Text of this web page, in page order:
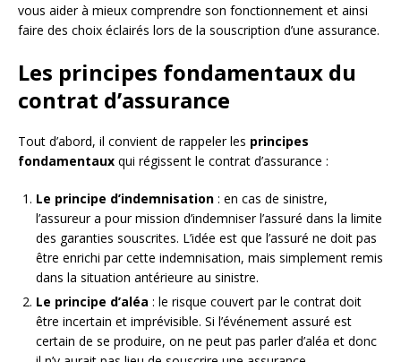
vous aider à mieux comprendre son fonctionnement et ainsi
faire des choix éclairés lors de la souscription d’une assurance.
Les principes fondamentaux du
contrat d’assurance
Tout d’abord, il convient de rappeler les principes
fondamentaux qui régissent le contrat d’assurance :
Le principe d’indemnisation : en cas de sinistre,
l’assureur a pour mission d’indemniser l’assuré dans la limite
des garanties souscrites. L’idée est que l’assuré ne doit pas
être enrichi par cette indemnisation, mais simplement remis
dans la situation antérieure au sinistre.
Le principe d’aléa : le risque couvert par le contrat doit
être incertain et imprévisible. Si l’événement assuré est
certain de se produire, on ne peut pas parler d’aléa et donc